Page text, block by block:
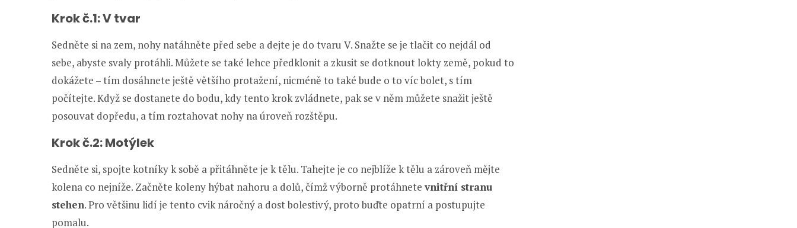
Krok č.1: V tvar
Sedněte si na zem, nohy natáhněte před sebe a dejte je do tvaru V. Snažte se je tlačit co nejdál od
sebe, abyste svaly protáhli. Můžete se také lehce předklonit a zkusit se dotknout lokty země, pokud to
dokážete – tím dosáhnete ještě většího protažení, nicméně to také bude o to víc bolet, s tím
počítejte. Když se dostanete do bodu, kdy tento krok zvládnete, pak se v něm můžete snažit ještě
posouvat dopředu, a tím roztahovat nohy na úroveň rozštěpu.
Krok č.2: Motýlek
Sedněte si, spojte kotníky k sobě a přitáhněte je k tělu. Tahejte je co nejblíže k tělu a zároveň mějte
kolena co nejníže. Začněte koleny hýbat nahoru a dolů, čímž výborně protáhnete vnitřní stranu
stehen. Pro většinu lidí je tento cvik náročný a dost bolestivý, proto buďte opatrní a postupujte
pomalu.